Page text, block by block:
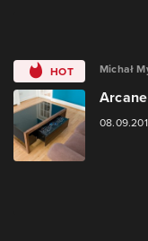
HOT Michał